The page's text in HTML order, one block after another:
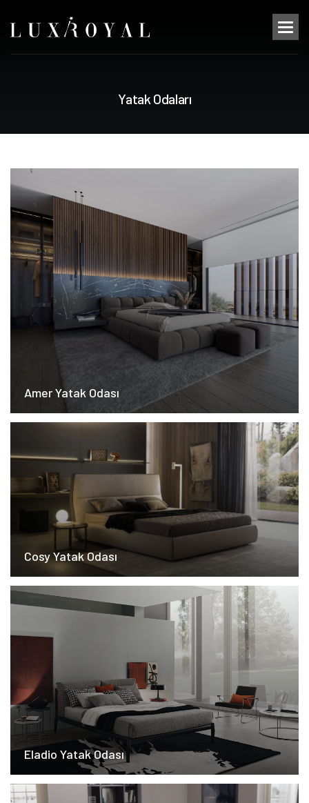
Yatak Odaları
Amer Yatak Odası
Cosy Yatak Odası
Eladio Yatak Odası